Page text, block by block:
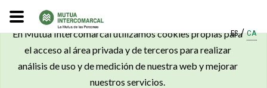
En Mutua Intercomarcal utilizamos cookies propias para
el acceso al área privada y de terceros para realizar
análisis de uso y de medición de nuestra web y mejorar
nuestros servicios.
ES/CA